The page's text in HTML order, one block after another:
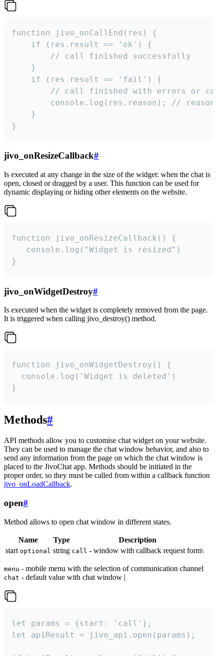
function jivo_onCallEnd(res) {
    if (res.result == 'ok') {
        // call finished successfully
    }
    if (res.result == 'fail') {
// call finished with errors or
console.log(res.reason); //
    }
}
jivo_onResizeCallback#
Is executed at any change in the size of the widget: when the chat is
open, closed or dragged by a user. This function can be used for
dynamic displaying or hiding other elements on the website.
function jivo_onResizeCallback() {
   console.log("Widget is resized")
}
jivo_onWidgetDestroy#
Is executed when the widget is completely removed from the page.
It is triggered when calling jivo_destroy() method.
function jivo_onWidgetDestroy() {
  console.log('Widget is deleted')
}
Methods#
API methods allow you to customise chat widget on your website.
They can be used to manage the chat window behavior, and also to
send any information from the page on which the chat window is
placed to the JivoChat app. Methods should be initiated in the
proper order, so they must be called from within a callback function
jivo_onLoadCallback.
open#
Method allows to open chat window in different states.
Name Type
Description
start optional string call - window with callback request form\
menu - mobile menu with the selection of communication channel
chat - default value with chat window |
let params = {start: 'call'};
let apiResult = jivo_api.open(params);